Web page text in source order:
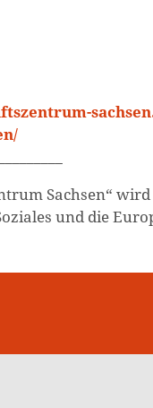
Sachsen“
und die